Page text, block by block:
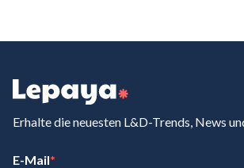
Erhalte die neuesten L&D-Trends, News
E-Mail*